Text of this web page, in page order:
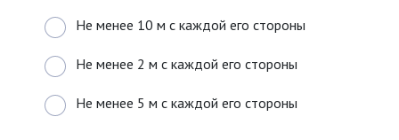
Не менее 10 м с каждой его стороны
Не менее 2 м с каждой его стороны
Не менее 5 м с каждой его стороны